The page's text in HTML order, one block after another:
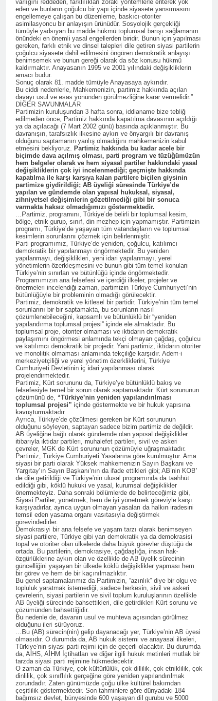
Partiya Maf û Azadiyan
HAK-PARê kir.
2 Yıl Ago
Genel başkan yardımcısı
Cafer Sterk Fransa’da ‘HAK-
PAR ve Mart 2024 yerel
seçimleri’ konulu toplantıya
katıldı.
2 Yıl Ago
HAK-PAR’ın 2024 Yerel
Seçim Bildirgesi:
HAK-PAR Kızıltepe ilçe
teşkilatının açılışı yapıldı
2 Yıl Ago
Gelê me yê hêja; Weke HAK-
PAR em soz didin ku bi
feraseta ‘Şaredariya
welatparêz’ di qada
rêveberiyên herêmî de
xebateke mînak bidin
meşandin.
2 Yıl Ago
HAK-PAR Genel başkanı
Düzgün Kaplan, Dersim’de
işçi Zülfü Çelikdemir’in
cenaze törenine katıldı.
2 Yıl Ago
HAK-PAR Diyarbakır
Büyükşehir Belediye Başkan
Adayı; MEHMET ŞAH EREN
HAK-PAR, KDP-KÛRD ve
AZADÎ HAREKETİ tarafından
Diyarbakır Büyükşehir
Belediye Başkan adayı olarak
tespit edilen Mehmet Şah
Eren, Genel başkanlarının da
katıldığı bir basın
açıklamasıyla kamuoyuna
sunuldu.
2 Yıl Ago
Talan mantığıyla
yürütülen madenciliği
kınıyoruz
2 Yıl Ago
HAK-PAR Genel başkanı
Düzgün Kaplan Batman’da;
‘Biz siyaseti rant için değil,
Hak için yapıyoruz!’
2 Yıl Ago
HAK-PAR dê li 81
parêzgehan bi namzetên
welatparêz beşdarî
hilbijartinên herêmî yên 31ê
Adara 2024an bibe.
2 Yıl Ago
LONDRA KONFERANSI
Düzgün Kaplan Kürt
yurtseverleri kol kola
girmeyi başarmalıdır.
3 Yıl Ago
Banga Serokê HAK-
PARê Düzgün Kaplan;
3 Yıl Ago
HAK-PAR Genel Başkanı
Düzgün Kaplan’dan çağrı;
3 Yıl Ago
Düzgün Kaplan: “Kürtler
tarihlerinde hiçbir zaman
ulusal hakları için siyaset
yapmamışlardır.”
3 Yıl Ago
Şanda Partiya Maf û
Azadiyan HAK-PARê ku ji
Serokê Giştî Düzgün Kaplan,
Cîgirê Serokê Giştî Cîhan
Baykara û Cîgirê Serokê Giştî
û nûnerê HAK-PARê yê
Hewlêrê Mihemed Şîrîn
Tîmûr pêkhatî, li Hewlêrê
serdana Partiya Azadiya
Kurdistanê kir.
3 Yıl Ago
KÜRT-KAV, HAK-PAR
Diyarbakır İl Başkanlığını
Ziyaret etti.
3 Yıl Ago
Şanda Partiya Maf û
Azadiyan HAK-PARê li
Hewlêrê serdana Şoreşgerî
û Zehmetkêşan a Kurdistan
a Îranê kir.
3 Yıl Ago
Şanda Partiya Maf û
Azadiyan HAK-PARê
serdana Parêzgerê
Hewlêrê Omet Xoşnav kir.
3 Yıl Ago
Serokê Giştî yê Partiya Maf
û Azadiyan HAK-PARê
Düzgün Kaplan, li Rûdawê
beşdarî bernameyeke bû.
3 Yıl Ago
Serokê Giştî yê Partîya Maf
û Azadiyan HAK-PARê
Düzgün Kaplan û şanda li
gel wî; li Alaqata Partî
Demokratî Kurdistan (PDKê)
serdan kir.
Duzgun Kaplan
desbikarkirina Kanal 8
pîroz kir
3 Yıl Ago
Serokê Giştî yê Partiya Maf
û Azadiyan HAK-PARê
Düzgün Kaplan li Hewlêrê
beşdarî bernameyeke Kurd
3 Yıl Ago
varlığını reddeden, farklılıkları zoraki yöntemlerle eriterek yok
eden ve bunların çoğulcu bir yapı içinde siyasete yansımasını
engellemeye çalışan bu düzenleme, baskıcı-otoriter
asimilasyoncu bir anlayışın ürünüdür. Sosyolojik gerçekliği
tümüyle yadsıyan bu madde hükmü toplumsal barışı sağlamanın
önündeki en önemli yasal engellerden biridir. Bunun için yapılması
gereken, farklı etnik ve dinsel talepleri dile getiren siyasi partilerin
çoğulcu siyasete dahil edilmesini öngören demokratik anlayışı
benimsemek ve bunun gereği olarak da söz konusu hükmü
kaldırmaktır. Anayasanın 1995 ve 2001 yılındaki değişikliklerin
amacı budur.
Sonuç olarak 81. madde tümüyle Anayasaya aykırıdır.
Bu ciddi nedenlerle, Mahkemenizin, partimiz hakkında açılan
davayı usul ve esas yönünden görülmezliğine karar vermelidir.”
DİĞER SAVUNMALAR
Partimizin kuruluşundan 3 hafta sonra, iddianame bize tebliğ
edilmeden önce, Partimiz hakkında kapatılma davasının açıldığı
ya da açılacağı (7 Mart 2002 günü) basında açıklanmıştır. Bu
davranışın, tarafsızlık ilkesine aykırı ve önyargılı bir davranış
olduğunu saptamanın yanlış olmadığını mahkemenizin kabul
etmesini bekliyoruz. Partimiz hakkında bu kadar acele bir
biçimde dava açılmış olması, parti program ve tüzüğümüzün
hem belgeler olarak ve hem siyasal partiler hakkındaki yasal
değişikliklerin çok iyi incelenmediği; geçmişte hakkında
kapatılma ile karşı karşıya kalan partilere biçilen giysinin
partimize giydirildiği; AB üyeliği süresinde Türkiye’de
yapılan ve gündemde olan yapısal hukuksal, siyasal,
zihniyetsel değişimlerin gözetilmediği gibi bir sonuca
varmakta haksız olmadığımızı göstermektedir.
…Partimiz, programını, Türkiye’de belirli bir toplumsal kesim,
bölge, etnik gurup, sınıf, din mezhep için yapmamıştır. Partimizin
programı, Türkiye’de yaşayan tüm vatandaşların ve toplumsal
kesimlerin sorunlarını çözmek için belirlenmiştir.
Parti programımız, Türkiye’de yeniden, çoğulcu, katılımcı
demokratik bir yapılanmayı öngörmektedir. Bu yeniden
yapılanmayı, değişiklikleri, yeni idari yapılanmayı, yerel
yönetimlerin özerkleşmesini ve bunun gibi tüm temel konuları
Türkiye’nin sınırları ve bütünlüğü içinde öngörmektedir.
Programımızın ana felsefesi ve içerdiği ilkeler, projeler ve
önermeleri incelendiği zaman, partimizin Türkiye Cumhuriyeti’nin
bütünlüğüyle bir probleminin olmadığı görülecektir.
Partimiz, demokratik ve kitlesel bir partidir. Türkiye’nin tüm temel
sorunlarını bir-bir saptamakta, bu sorunların nasıl
çözümlenebileceğini, kapsamlı ve bütünlüklü bir “yeniden
yapılandırma toplumsal projesi” içinde ele almaktadır. Bu
toplumsal proje, otoriter olmaması ve iktidarın demokratik
paylaşımını öngörmesi anlamında tekçi olmayan çağdaş, çoğulcu
ve katılımcı demokratik bir projedir. Yani partimiz, iktidarın otoriter
ve monolitik olmaması anlamında tekçiliğe karşıdır. Adem-i
merkeziyetçiliği ve yerel yönetim özerkliklerini, Türkiye
Cumhuriyeti Devletinin iç idari yapılanması olarak
projelendirmektedir.
Partimiz, Kürt sorununu da, Türkiye’ye bütünlüklü bakış ve
felsefesiyle temel bir sorun olarak saptamaktadır. Kürt sorununun
çözümünü de, “Türkiye’nin yeniden yapılandırılması
toplumsal projesi” içinde göstermekte ve bir hukuk yapısına
kavuşturmaktadır.
Ayrıca, Türkiye’de çözülmesi gereken bir Kürt sorununun
olduğunu söyleyen, saptayan sadece bizim partimiz de değildir.
AB üyeliğine bağlı olarak gündemde olan yapısal değişiklikler
itibarıyla iktidar partileri, muhalefet partileri, sivil ve askeri
çevreler, MGK de Kürt sorununun çözümüyle uğraşmaktadır.
Partimiz, Türkiye Cumhuriyeti Yasalarına göre kurulmuştur. Ama
siyasi bir parti olarak Yüksek mahkemenizin Sayın Başkanı ve
Yargıtay’ın Sayın Başkanı’nın da ifade ettikleri gibi; AB’nin KOB’
de dile getirildiği ve Türkiye’nin ulusal programında da taahhüt
edildiği gibi, köklü hukuki ve yasal, kurumsal değişiklikler
önermekteyiz. Daha sonraki bölümlerde de belirteceğimiz gibi,
Siyasi Partiler, yönetmek, hem de iyi yönetmek göreviyle karşı
karşıyadırlar, ayrıca uygun olmayan yasaları da halkın iradesini
temsil eden yasama organı vasıtasıyla değiştirmek
görevindedirler.
Demokrasiyi bir ana felsefe ve yaşam tarzı olarak benimseyen
siyasi partilere, Türkiye gibi yarı demokratik ya da demokrasisi
topal ve otoriter olan ülkelerde daha büyük görevler düştüğü de
ortada. Bu partilerin, demokrasiye, çağdaşlığa, insan hak-
özgürlüklerine aykırı olan ve özellikle de AB üyelik sürecinin
güncelliğini yaşayan bir ülkede köklü değişiklikler yapması hem
bir görev ve hem de bir kaçınılmazlıktır.
Bu genel saptamalarımız da Partimizin, “azınlık” diye bir olgu ve
topluluk yaratmak istemediği, sadece herkesin, sivil ve askeri
çevrelerin, siyasi partilerin ve sivil toplum kuruluşlarının özellikle
AB üyeliği sürecinde bahsettikleri, dile getirdikleri Kürt sorunu ve
çözümünden bahsettiğidir.
Bu nedenle de, davanın usul ve muhteva açısından görülmez
olduğunu ileri sürüyoruz.
…Bu (AB) sürecin(nin) gelip dayanacağı yer, Türkiye’nin AB üyesi
olmasıdır. O durumda da, AB hukuk sistemi ve anayasal ilkeleri,
Türkiye’nin siyasi parti rejimi için de geçerli olacaktır. Bu durumda
da, AİHS, AİHM İçtihatları ve diğer ilgili hukuk metinleri mutlak bir
tarzda siyasi parti rejimine hükmedecektir.
O zaman da Türkiye, çok kültürlülük, çok dillilik, çok etniklilik, çok
dinlilik, çok sınıflılık gerçeğine göre yeniden yapılandırılmak
zorundadır. Zaten günümüzde çoğu ülke kültürel bakımdan
çeşitlilik göstermektedir. Son tahminlere göre dünyadaki 184
bağımsız devlet, bünyesinde 600 yaşayan dil gurubu ve 5000